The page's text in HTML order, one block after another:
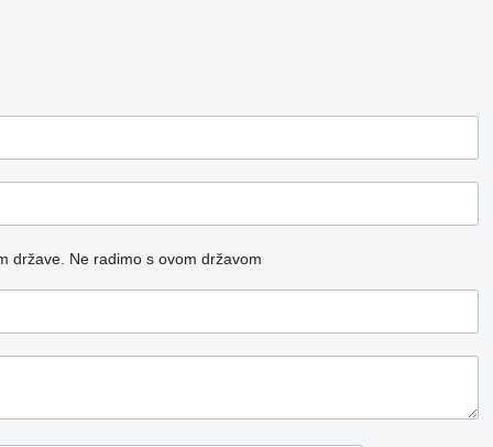
države. Ne radimo s ovom državom